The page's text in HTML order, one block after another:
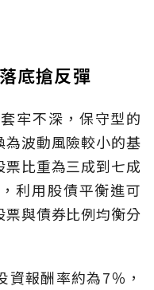
底搶反彈
牢不深，保守型的
波動風險較小的基
比重為三成到七成
利用股債平衡進可
與債券比例均衡分
報酬率約為7％，